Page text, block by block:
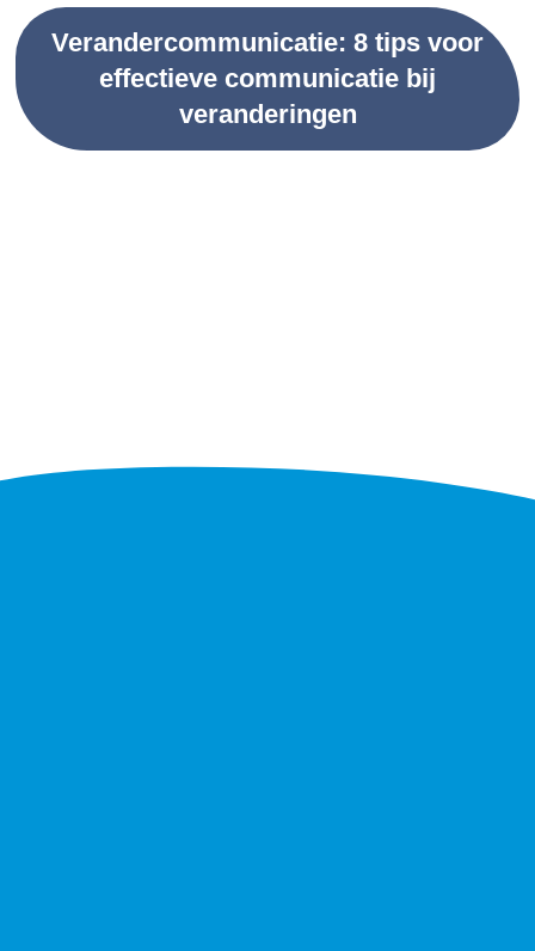
Verandercommunicatie: 8 tips voor
effectieve communicatie bij
veranderingen